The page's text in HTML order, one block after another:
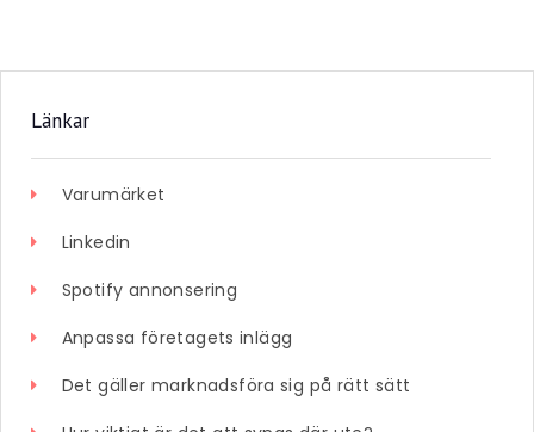
Länkar
Varumärket
Linkedin
Spotify annonsering
Anpassa företagets inlägg
Det gäller marknadsföra sig på rätt sätt